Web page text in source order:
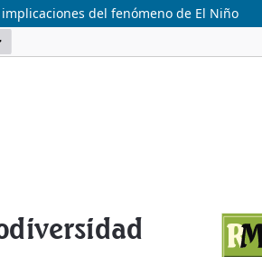
del fenómeno de El Niño